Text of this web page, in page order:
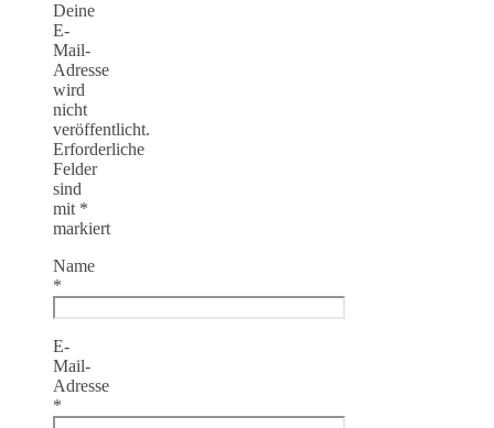
Deine
E-
Mail-
Adresse
wird
nicht
veröffentlicht.
Erforderliche
Felder
sind
mit *
markiert
Name
*
E-
Mail-
Adresse
*